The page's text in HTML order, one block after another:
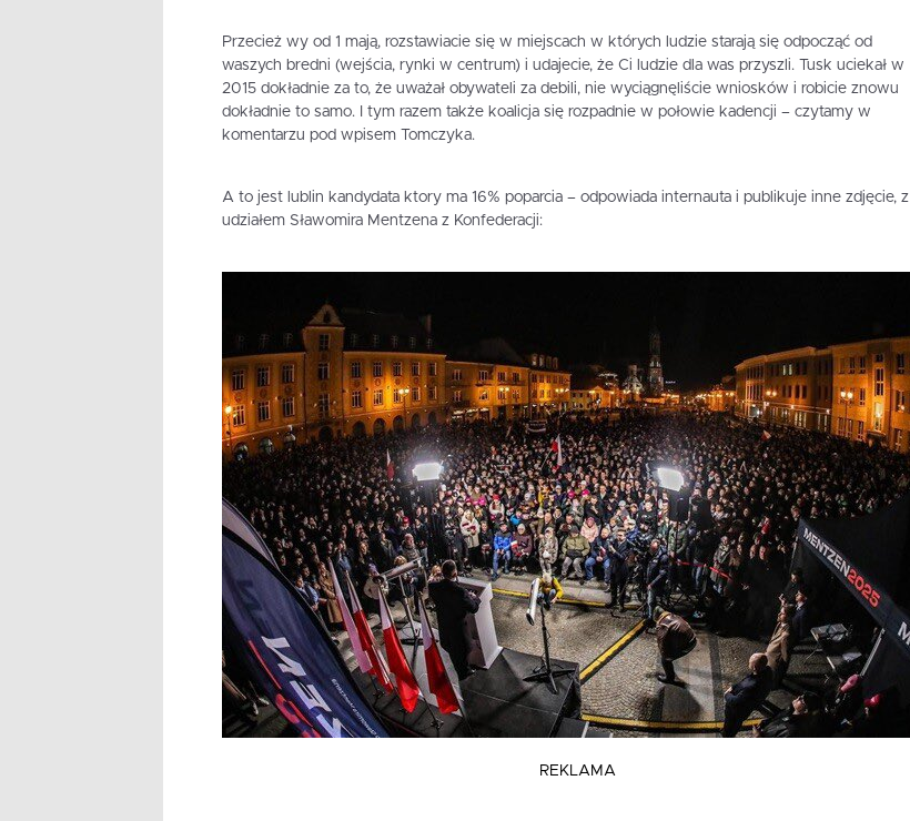
Przecież wy od 1 mają, rozstawiacie się w miejscach w których ludzie starają się odpocząć od
waszych bredni (wejścia, rynki w centrum) i udajecie, że Ci ludzie dla was przyszli. Tusk uciekał w
2015 dokładnie za to, że uważał obywateli za debili, nie wyciągnęliście wniosków i robicie znowu
dokładnie to samo. I tym razem także koalicja się rozpadnie w połowie kadencji – czytamy w
komentarzu pod wpisem Tomczyka.
A to jest lublin kandydata ktory ma 16% poparcia – odpowiada internauta i publikuje inne zdjęcie, z
udziałem Sławomira Mentzena z Konfederacji:
REKLAMA